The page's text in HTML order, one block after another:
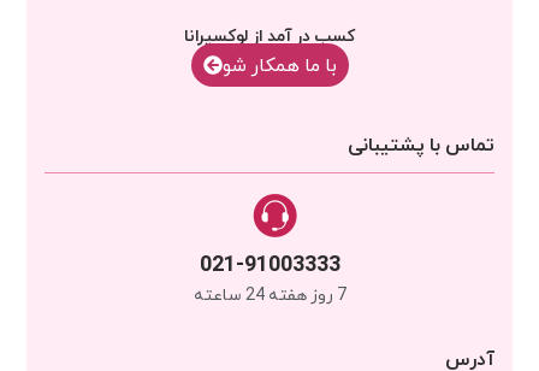
کسب در آمد از لوکسیرانا
با‌‌ ما همکار شو
تماس با پشتیبانی
021-91003333
7 روز هفته 24 ساعته
آدرس